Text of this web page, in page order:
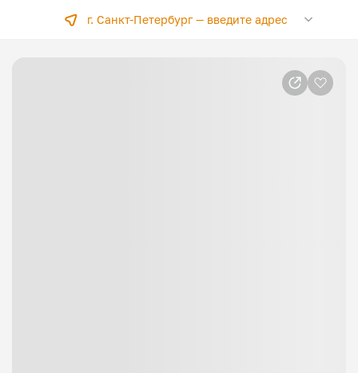
г. Санкт-Петербург —введите адрес